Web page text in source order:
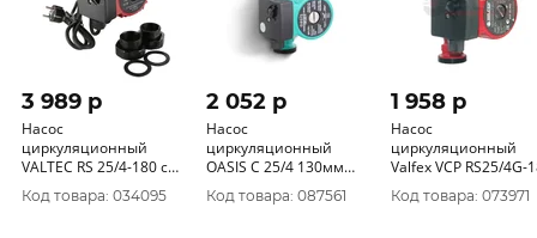
3 989 p
Насос
циркуляционный
VALTEC RS 25/4-180 с
гайками VRS.254.18.0
Код товара: 034095
2 052 p
Насос
циркуляционный
OASIS C 25/4 130мм
уп.8/1шт.
Код товара: 087561
1 958 p
Насос
циркуляционный
Valfex VCP RS25/4G-
уп.8/1шт.
Код товара: 073971